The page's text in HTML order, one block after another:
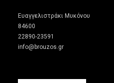
Ευαγγελιστράκι Μυκόνου
84600
22890-23591
info@brouzos.gr